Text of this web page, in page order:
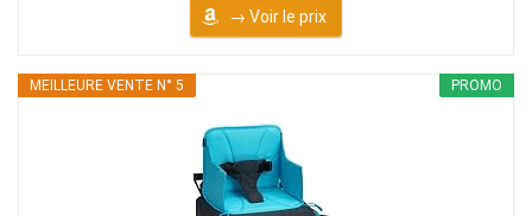
→ Voir le prix
PROMO
MEILLEURE VENTE N° 5